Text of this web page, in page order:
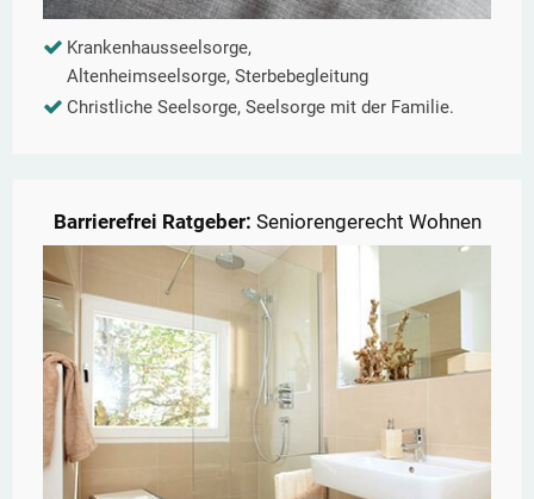
Krankenhausseelsorge,
Altenheimseelsorge, Sterbebegleitung
Christliche Seelsorge, Seelsorge mit der Familie.
Barrierefrei Ratgeber: Seniorengerecht Wohnen